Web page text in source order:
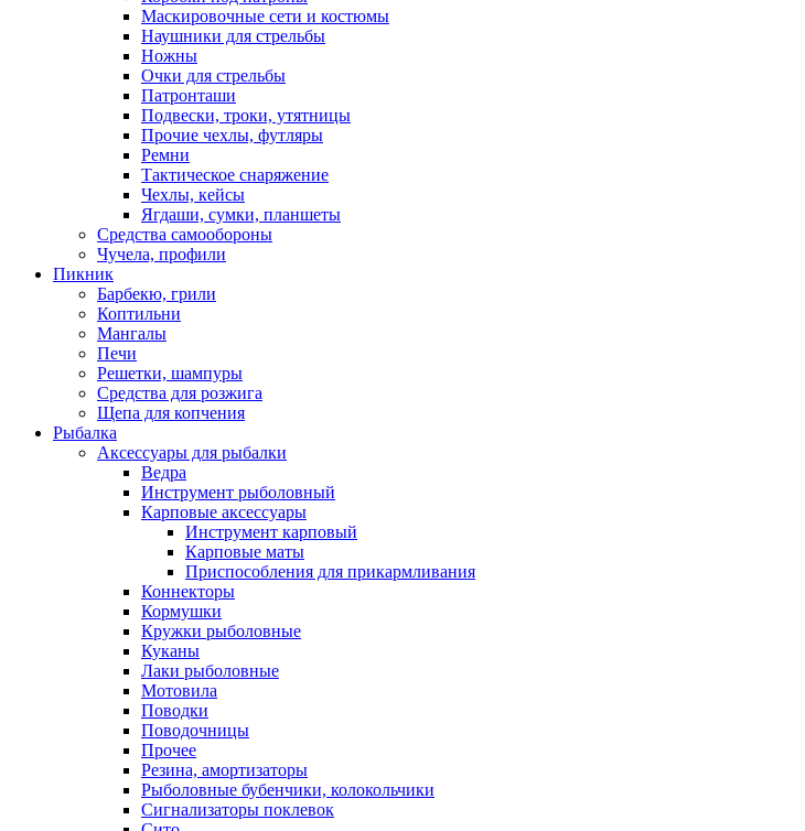
Маскировочные сети и костюмы
Наушники для стрельбы
Ножны
Очки для стрельбы
Патронташи
Подвески, троки, утятницы
Прочие чехлы, футляры
Ремни
Тактическое снаряжение
Чехлы, кейсы
Ягдаши, сумки, планшеты
Средства самообороны
Чучела, профили
Пикник
Барбекю, грили
Коптильни
Мангалы
Печи
Решетки, шампуры
Средства для розжига
Щепа для копчения
Рыбалка
Аксессуары для рыбалки
Ведра
Инструмент рыболовный
Карповые аксессуары
Инструмент карповый
Карповые маты
Приспособления для прикармливания
Коннекторы
Кормушки
Кружки рыболовные
Куканы
Лаки рыболовные
Мотовила
Поводки
Поводочницы
Прочее
Резина, амортизаторы
Рыболовные бубенчики, колокольчики
Сигнализаторы поклевок